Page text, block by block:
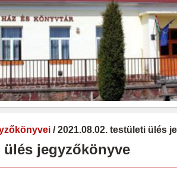
/ 2021.08.02. testületi ülés
ülés jegyzőkönyve